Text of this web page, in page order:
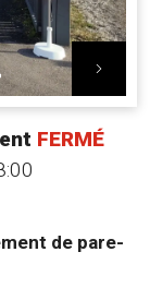
FERMÉ
de pare-